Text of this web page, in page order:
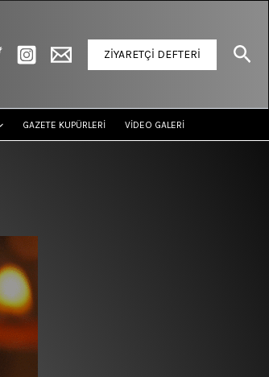
ZİYARETÇİ DEFTERİ
GAZETE KUPÜRLERİ VİDEO GALERİ